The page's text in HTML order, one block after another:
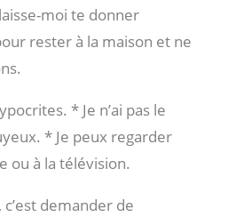
moi te donner
rester à la maison et ne
* Je n’ai pas le
* Je peux regarder
ou à la télévision.
demander de